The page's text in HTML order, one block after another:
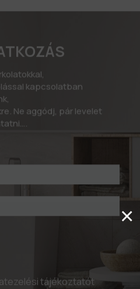
kapcsolatban
Ne aggódj, pár levelet
tájékoztatót
×